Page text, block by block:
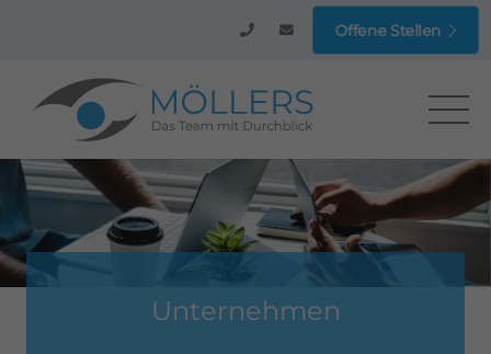
Offene Stellen
Unternehmen